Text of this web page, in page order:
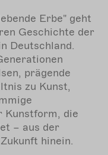
Erbe" geht
Geschichte der
Deutschland.
prägende
zu Kunst,
Kunstform, die
– aus der
hinein.